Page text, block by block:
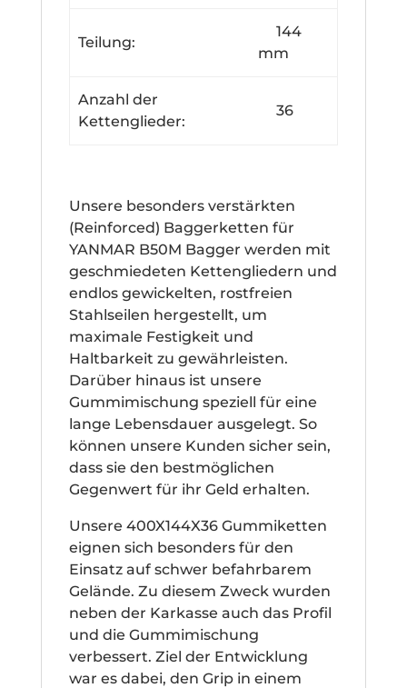
Teilung:
144
mm
Anzahl der
Kettenglieder:
36
Unsere besonders verstärkten
(Reinforced) Baggerketten für
YANMAR B50M Bagger werden mit
geschmiedeten Kettengliedern und
endlos gewickelten, rostfreien
Stahlseilen hergestellt, um
maximale Festigkeit und
Haltbarkeit zu gewährleisten.
Darüber hinaus ist unsere
Gummimischung speziell für eine
lange Lebensdauer ausgelegt. So
können unsere Kunden sicher sein,
dass sie den bestmöglichen
Gegenwert für ihr Geld erhalten.
Unsere 400X144X36 Gummiketten
eignen sich besonders für den
Einsatz auf schwer befahrbarem
Gelände. Zu diesem Zweck wurden
neben der Karkasse auch das Profil
und die Gummimischung
verbessert. Ziel der Entwicklung
war es dabei, den Grip in einem